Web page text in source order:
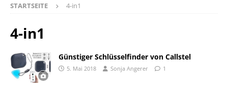
STARTSEITE 4-in1
4-in1
Günstiger Schlüsselfinder von Callstel
5. Mai 2018 Sonja Angerer 1